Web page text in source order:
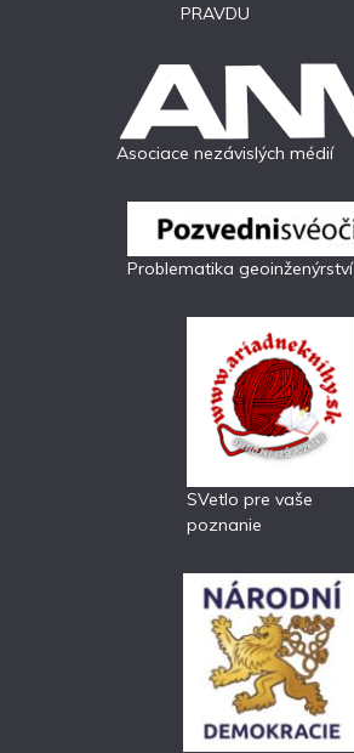
PRAVDU
Asociace nezávislých médií
Problematika geoinženýrství
SVetlo pre vaše
poznanie